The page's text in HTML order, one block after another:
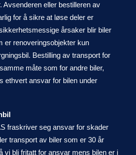
Avsenderen eller bestilleren av
for å sikre at løse deler er
årsaker blir biler
er renoveringsobjekter kun
Bestilling av transport for
måte som for andre biler,
ethvert ansvar for bilen under
fraskriver seg ansvar for skader
transport av biler som er 30 år
vi bli fritatt for ansvar mens bilen er i